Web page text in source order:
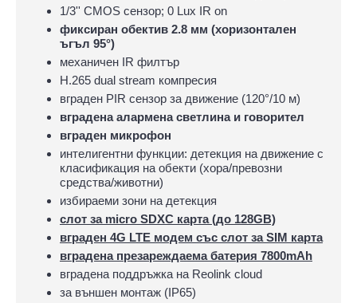
1/3'' CMOS сензор; 0 Lux IR on
фиксиран обектив 2.8 мм (хоризонтален
ъгъл 95°)
механичен IR филтър
H.265 dual stream компресия
вграден PIR сензор за движение (120°/10 м)
вградена алармена светлина и говорител
вграден микрофон
интелигентни функции: детекция на движение с
класификация на обекти (хора/превозни
средства/животни)
избираеми зони на детекция
слот за micro SDXC карта (до 128GB)
вграден 4G LTE модем със слот за SIM карта
вградена презареждаема батерия 7800mAh
вградена поддръжка на Reolink cloud
за външен монтаж (IP65)